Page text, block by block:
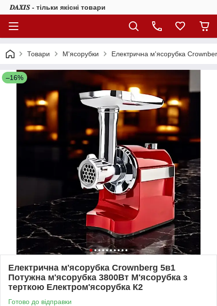
𝑫𝑨𝑿𝑰𝑺 - тільки якісні товари
Товари М'ясорубки Електрична м'ясорубка
–16%
Електрична м'ясорубка Crownberg 5в1
Потужна м'ясорубка 3800Вт М'ясорубка з
терткою Електром'ясорубка К2
Готово до відправки